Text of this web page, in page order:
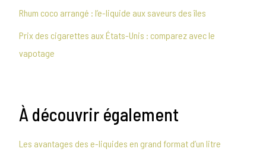
Rhum coco arrangé : l’e-liquide aux saveurs des îles
Prix des cigarettes aux États-Unis : comparez avec le
vapotage
À découvrir également
Les avantages des e-liquides en grand format d’un litre